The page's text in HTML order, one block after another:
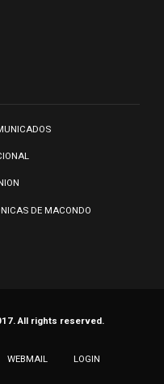
DE MACONDO
All rights reserved.
WEBMAIL LOGIN